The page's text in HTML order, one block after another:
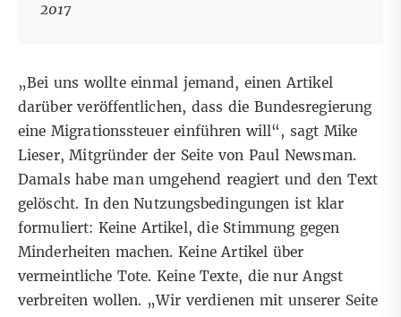
2017
„Bei uns wollte einmal jemand, einen Artikel
darüber veröffentlichen, dass die Bundesregierung
eine Migrationssteuer einführen will“, sagt Mike
Lieser, Mitgründer der Seite von Paul Newsman.
Damals habe man umgehend reagiert und den Text
gelöscht. In denNutzungsbedingungen ist klar
formuliert: Keine Artikel, die Stimmung gegen
Minderheiten machen. Keine Artikel über
vermeintliche Tote. Keine Texte, die nur Angst
verbreiten wollen. „Wir verdienen mit unserer Seite